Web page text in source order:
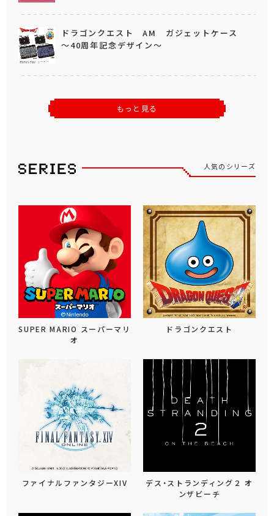
ドラゴンクエスト AM ガジェットケース
～40周年記念デザイン～
もっと見る
人気のシリーズ
SUPER MARIO スーパーマリ
オ
ドラゴンクエスト
ファイナルファンタジーXIV
デス・ストランディング２ オ
ンザビーチ